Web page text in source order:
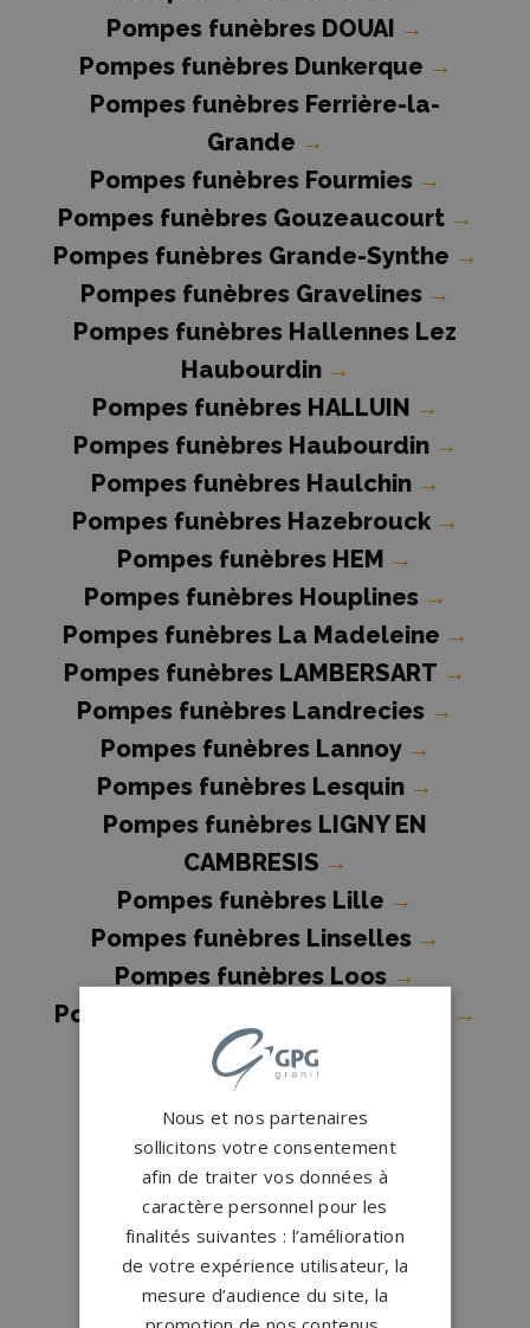
Pompes funèbres DOUAI →
Pompes funèbres Dunkerque →
Pompes funèbres Ferrière-la-
Grande →
Pompes funèbres Fourmies →
Pompes funèbres Gouzeaucourt →
Pompes funèbres Grande-Synthe →
Pompes funèbres Gravelines →
Pompes funèbres Hallennes Lez
Haubourdin →
Pompes funèbres HALLUIN →
Pompes funèbres Haubourdin →
Pompes funèbres Haulchin →
Pompes funèbres Hazebrouck →
Pompes funèbres HEM →
Pompes funèbres Houplines →
Pompes funèbres La Madeleine →
Pompes funèbres LAMBERSART →
Pompes funèbres Landrecies →
Pompes funèbres Lannoy →
Pompes funèbres Lesquin →
Pompes funèbres LIGNY EN
CAMBRESIS →
Pompes funèbres Lille →
Pompes funèbres Linselles →
Pompes funèbres Loos →
Pompes funèbres Lys-lez-Lannoy
→
Pompes funèbres Marcq-en-
Baroeul
Pompes funèbres Marly
Pompes funèbres Maubeuge
Pompes funèbres MOUVAUX
Pompes funèbres Neuville-en-
Ferrain →
Pompes funèbres Ostricourt
Nous et nos partenaires
sollicitons votre consentement
afin de traiter vos données à
caractère personnel pour les
finalités suivantes : l’amélioration
de votre expérience utilisateur, la
mesure d’audience du site, la